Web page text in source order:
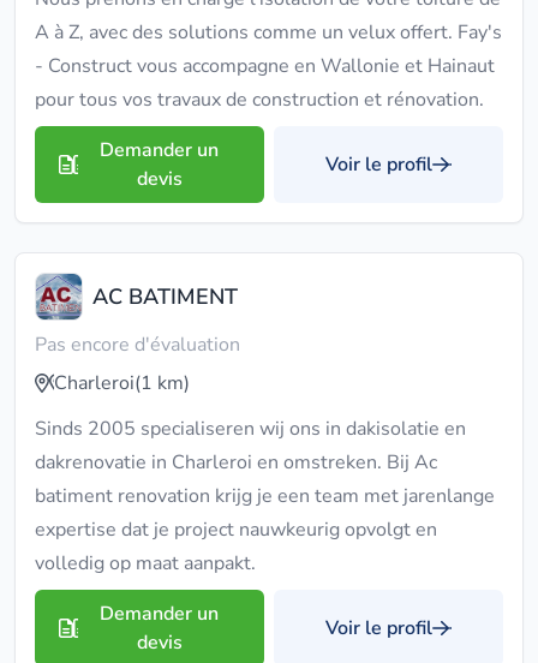
A à Z, avec des solutions comme un velux offert. Fay's
- Construct vous accompagne en Wallonie et Hainaut
pour tous vos travaux de construction et rénovation.
Demander un
devis
Voir le profil
AC BATIMENT
Pas encore d'évaluation
Charleroi(1 km)
Sinds 2005 specialiseren wij ons in dakisolatie en
dakrenovatie in Charleroi en omstreken. Bij Ac
batiment renovation krijg je een team met jarenlange
expertise dat je project nauwkeurig opvolgt en
volledig op maat aanpakt.
Demander un
devis
Voir le profil